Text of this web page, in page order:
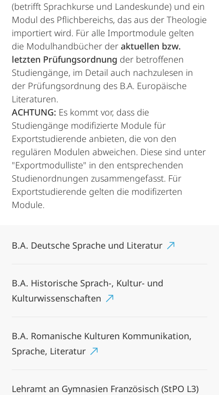
(betrifft Sprachkurse und Landeskunde) und ein
Modul des Pflichbereichs, das aus der Theologie
importiert wird. Für alle Importmodule gelten
die Modulhandbücher der aktuellen bzw.
letzten Prüfungsordnung der betroffenen
Studiengänge, im Detail auch nachzulesen in
der Prüfungsordnung des B.A. Europäische
Literaturen.
ACHTUNG: Es kommt vor, dass die
Studiengänge modifizierte Module für
Exportstudierende anbieten, die von den
regulären Modulen abweichen. Diese sind unter
"Exportmodulliste" in den entsprechenden
Studienordnungen zusammengefasst. Für
Exportstudierende gelten die modifizerten
Module.
B.A. Deutsche Sprache und Literatur
B.A. Historische Sprach-, Kultur- und
Kulturwissenschaften
B.A. Romanische Kulturen Kommunikation,
Sprache, Literatur
Lehramt an Gymnasien Französisch (StPO L3)